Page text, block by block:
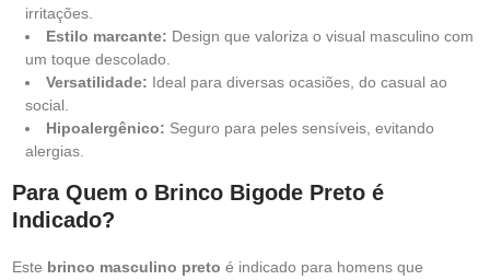
irritações.
Estilo marcante: Design que valoriza o visual masculino com
um toque descolado.
Versatilidade: Ideal para diversas ocasiões, do casual ao
social.
Hipoalergênico: Seguro para peles sensíveis, evitando
alergias.
Para Quem o Brinco Bigode Preto é
Indicado?
Este brinco masculino preto é indicado para homens que